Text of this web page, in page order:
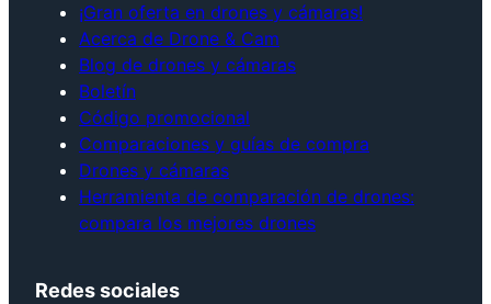
¡Gran oferta en drones y cámaras!
Acerca de Drone & Cam
Blog de drones y cámaras
Boletín
Código promocional
Comparaciones y guías de compra
Drones y cámaras
Herramienta de comparación de drones:
compara los mejores drones
Redes sociales